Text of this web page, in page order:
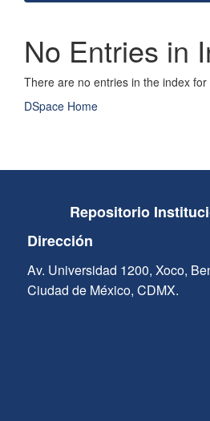
No Entries in
There are no entries in the index for
DSpace Home
Repositorio
Dirección
Av. Universidad 1200, Xoco,
Ciudad de México, CDMX.